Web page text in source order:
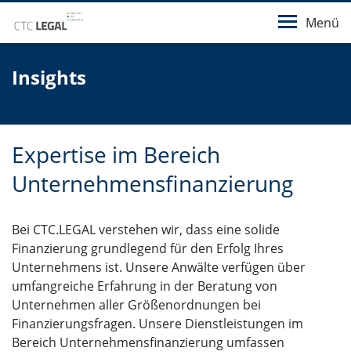
Menü
Insights
Expertise im Bereich
Unternehmensfinanzierung
Bei CTC.LEGAL verstehen wir, dass eine solide
Finanzierung grundlegend für den Erfolg Ihres
Unternehmens ist. Unsere Anwälte verfügen über
umfangreiche Erfahrung in der Beratung von
Unternehmen aller Größenordnungen bei
Finanzierungsfragen. Unsere Dienstleistungen im
Bereich Unternehmensfinanzierung umfassen